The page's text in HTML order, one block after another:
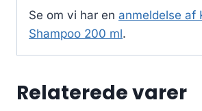
Se om vi har en anmeldelse af
Shampoo 200 ml.
Relaterede varer